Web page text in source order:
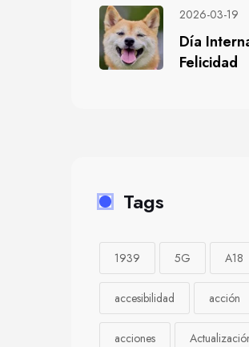
2026-03-19
Día
Felicidad
Tags
1939 5G A18
accesibilidad acción
acciones